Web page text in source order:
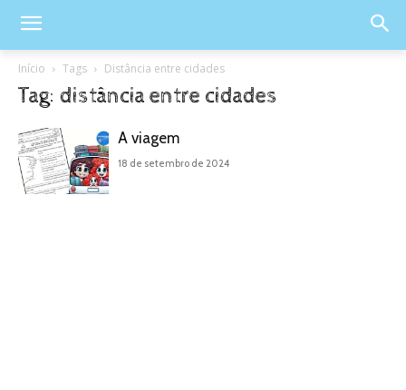
Início Tags Distância entre cidades
Tag: distância entre cidades
A viagem
18 de setembro de 2024